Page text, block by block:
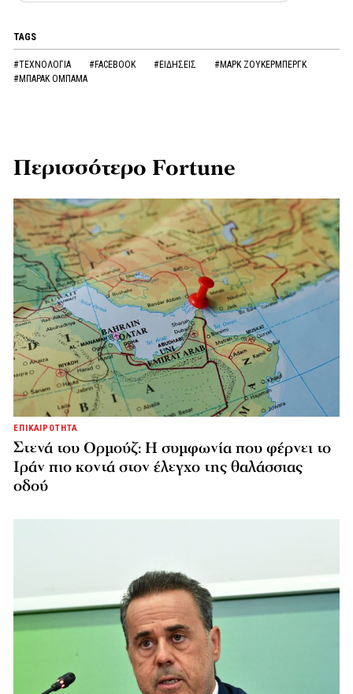
TAGS
#ΤΕΧΝΟΛΟΓΙΑ #FACEBOOK #ΕΙΔΗΣΕΙΣ
#ΜΑΡΚ ΖΟΥΚΕΡΜΠΕΡΓΚ
#ΜΠΑΡΑΚ ΟΜΠΑΜΑ
Περισσότερο Fortune
ΕΠΙΚΑΙΡΟΤΗΤΑ
Στενά του Ορμούζ: Η συμφωνία που φέρνει το
Ιράν πιο κοντά στον έλεγχο της θαλάσσιας
οδού